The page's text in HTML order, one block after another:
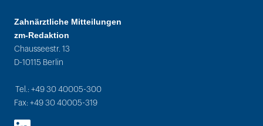
Zahnärztliche Mitteilungen
zm-Redaktion
Chausseestr. 13
D-10115 Berlin
Tel.: +49 30 40005-300
Fax: +49 30 40005-319